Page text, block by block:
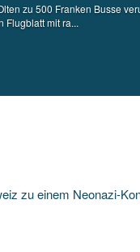
zu 500 Franken Busse
Flugblatt mit ra...
zu einem Neonazi-